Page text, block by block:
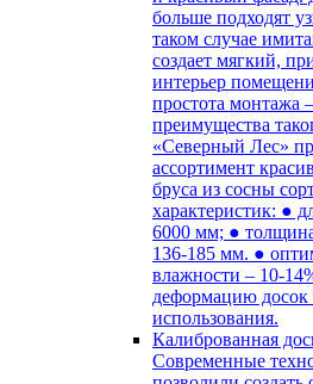
больше подходят
таком случае
создает мягкий,
интерьер
простота монтажа
преимущества
«Северный Лес»
ассортимент
бруса из сосны
характеристик: ●
6000 мм; ●
136-185 мм. ●
влажности – 10-
деформацию досок
использования.
Калиброванная
Современные